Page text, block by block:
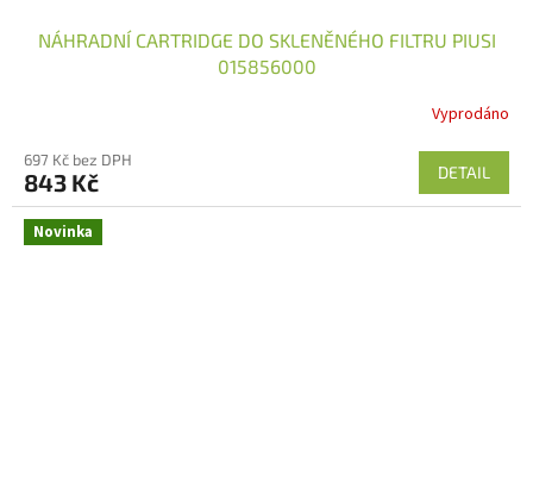
NÁHRADNÍ CARTRIDGE DO SKLENĚNÉHO FILTRU PIUSI
015856000
Vyprodáno
697 Kč bez DPH
843 Kč DETAIL
Novinka